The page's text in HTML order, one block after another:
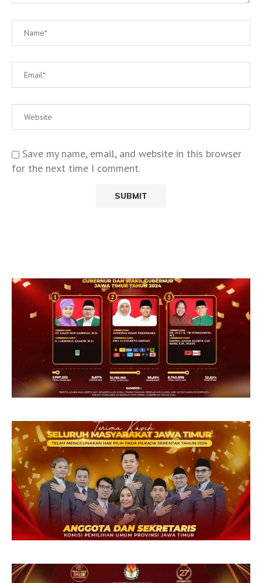
Save my name, email, and website in this browser
for the next time I comment.